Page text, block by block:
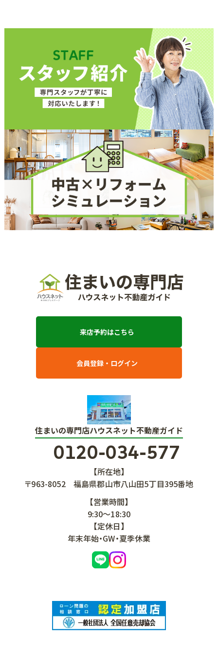
来店予約はこちら
会員登録・ログイン
住まいの専門店ハウスネット不動産ガイド
0120-034-577
【所在地】
〒963-8052
福島県郡山市八山田5丁目395番地
【営業時間】
9:30～18:30
【定休日】
年末年始・GW・夏季休業